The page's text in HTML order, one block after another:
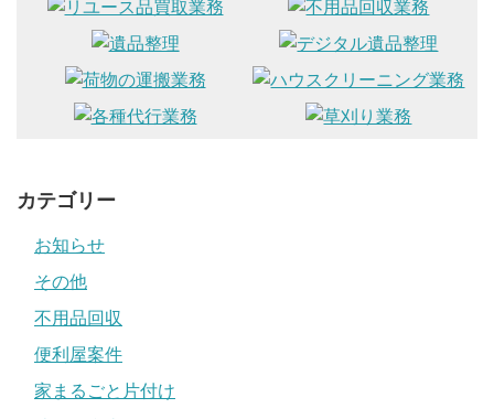
カテゴリー
お知らせ
その他
不用品回収
便利屋案件
家まるごと片付け